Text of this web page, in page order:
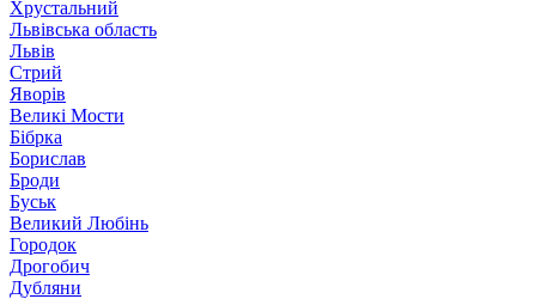
Хрустальний
Львівська область
Львів
Стрий
Яворів
Великі Мости
Бібрка
Борислав
Броди
Буськ
Великий Любінь
Городок
Дрогобич
Дубляни